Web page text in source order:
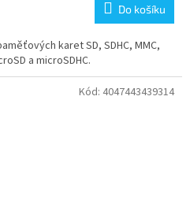
Do košíku
karet SD, SDHC, MMC,
a microSDHC.
Kód: 4047443439314